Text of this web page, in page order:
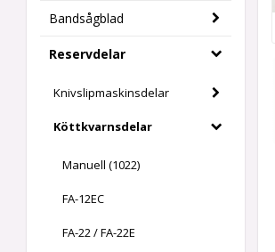
Bandsågblad
Reservdelar
Knivslipmaskinsdelar
Köttkvarnsdelar
Manuell (1022)
FA-12EC
FA-22 / FA-22E